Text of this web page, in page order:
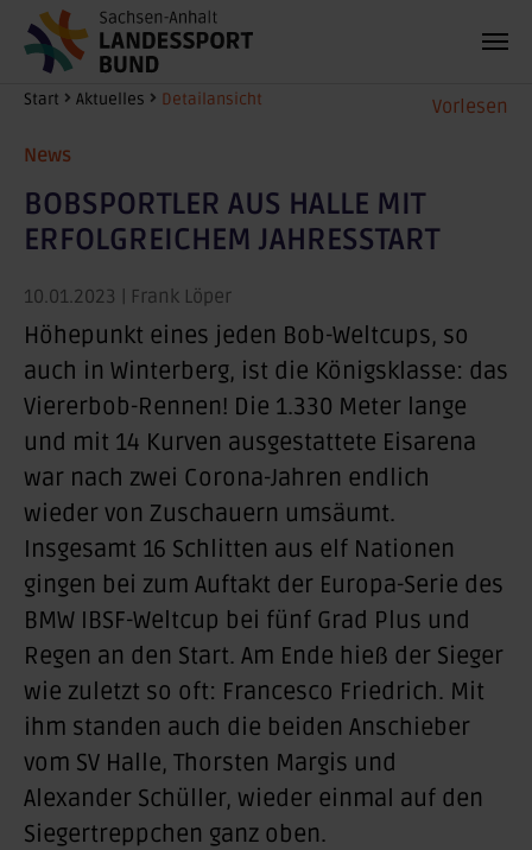
Zum Hauptinhalt springen Vorlesen
Sie sind hier:
Start Aktuelles Detailansicht
News
BOBSPORTLER AUS HALLE MIT
ERFOLGREICHEM JAHRESSTART
10.01.2023 | Frank Löper
Höhepunkt eines jeden Bob-Weltcups, so
auch in Winterberg, ist die Königsklasse: das
Viererbob-Rennen! Die 1.330 Meter lange
und mit 14 Kurven ausgestattete Eisarena
war nach zwei Corona-Jahren endlich
wieder von Zuschauern umsäumt.
Insgesamt 16 Schlitten aus elf Nationen
gingen bei zum Auftakt der Europa-Serie des
BMW IBSF-Weltcup bei fünf Grad Plus und
Regen an den Start. Am Ende hieß der Sieger
wie zuletzt so oft: Francesco Friedrich. Mit
ihm standen auch die beiden Anschieber
vom SV Halle, Thorsten Margis und
Alexander Schüller, wieder einmal auf den
Siegertreppchen ganz oben.